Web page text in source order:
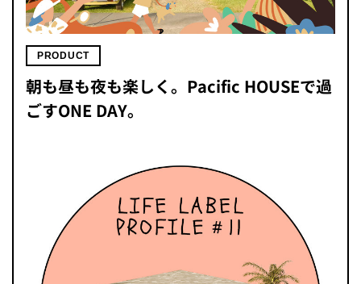
PRODUCT
朝も昼も夜も楽しく。Pacific HOUSEで過
ごすONE DAY。